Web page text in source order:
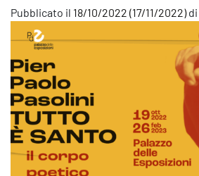
Pubblicato il 18/10/2022 (17/11/2022)di